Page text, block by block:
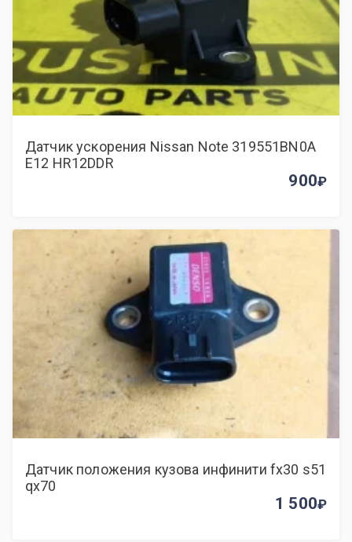
Датчик ускорения Nissan Note 319551BN0A
E12 HR12DDR
900
Датчик положения кузова инфинити fx30 s51
qx70
1 500